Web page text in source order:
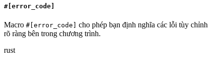
#[error_code]
Macro #[error_code]
cho phép bạn định nghĩa các lỗi tùy chỉnh
rõ ràng bên trong chương trình.
rust